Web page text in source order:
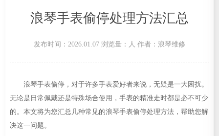
浪琴手表偷停处理方法汇总
发布时间：2026.01.07 浏览量： 人 作者：浪琴维修
浪琴手表偷停，对于许多手表爱好者来说，无疑是一大困扰。
无论是日常佩戴还是特殊场合使用，手表的精准走时都是必不可少
的。本文将为您汇总几种常见的浪琴手表偷停处理方法，帮助您解
决这一问题。